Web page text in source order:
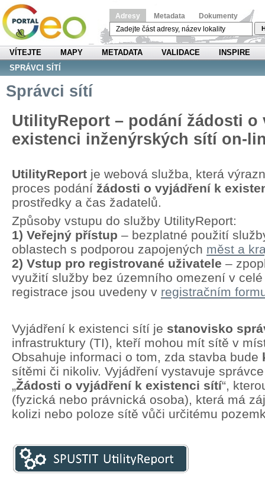
Adresy Metadata Dokumenty
VÍTEJTE MAPY METADATA VALIDACE
INSPIRE
SPRÁVCI SÍTÍ
Správci sítí
UtilityReport – podání žádosti o
existenci inženýrských sítí on-
UtilityReport je webová služba, která
proces podání žádosti o vyjádření k
prostředky a čas žadatelů.
Způsoby vstupu do služby UtilityReport:
1) Veřejný přístup – bezplatné použití
oblastech s podporou zapojených měst a
2) Vstup pro registrované uživatele –
využití služby bez územního omezení v
registrace jsou uvedeny v registračním
Vyjádření k existenci sítí je stanovisko
infrastruktury (TI), kteří mohou mít sítě v
Obsahuje informaci o tom, zda stavba bude
sítěmi či nikoliv. Vyjádření vystavuje
„Žádosti o vyjádření k existenci sítí“,
(fyzická nebo právnická osoba), která má
kolizi nebo poloze sítě vůči určitému